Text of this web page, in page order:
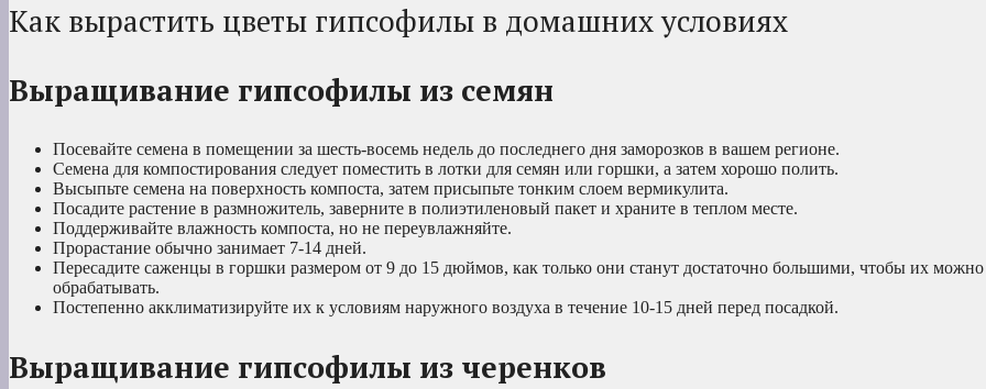
Как вырастить цветы гипсофилы в домашних условиях
Выращивание гипсофилы из семян
Посевайте семена в помещении за шесть-восемь недель до последнего дня заморозков в вашем регионе.
Семена для компостирования следует поместить в лотки для семян или горшки, а затем хорошо полить.
Высыпьте семена на поверхность компоста, затем присыпьте тонким слоем вермикулита.
Посадите растение в размножитель, заверните в полиэтиленовый пакет и храните в теплом месте.
Поддерживайте влажность компоста, но не переувлажняйте.
Прорастание обычно занимает 7-14 дней.
Пересадите саженцы в горшки размером от 9 до 15 дюймов, как только они станут достаточно большими, чтобы их
обрабатывать.
Постепенно акклиматизируйте их к условиям наружного воздуха в течение 10-15 дней перед посадкой.
Выращивание гипсофилы из черенков